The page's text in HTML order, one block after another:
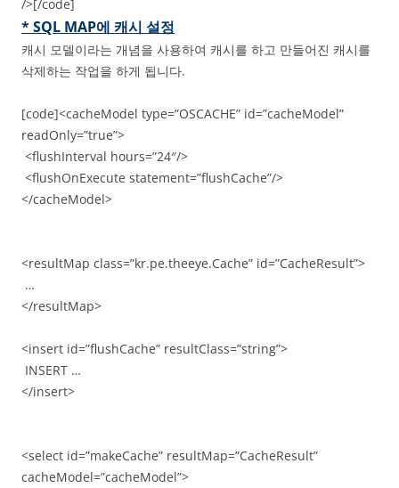
/>[/code]
* SQL MAP에 캐시 설정
캐시 모델이라는 개념을 사용하여 캐시를 하고 만들어진 캐시를
삭제하는 작업을 하게 됩니다.
[code]<cacheModel type=”OSCACHE” id=”cacheModel”
readOnly=”true”>
<flushInterval hours=”24″/>
<flushOnExecute statement=”flushCache”/>
</cacheModel>
<resultMap class=”kr.pe.theeye.Cache” id=”CacheResult”>
…
</resultMap>
<insert id=”flushCache” resultClass=”string”>
INSERT …
</insert>
<select id=”makeCache” resultMap=”CacheResult”
cacheModel=”cacheModel”>